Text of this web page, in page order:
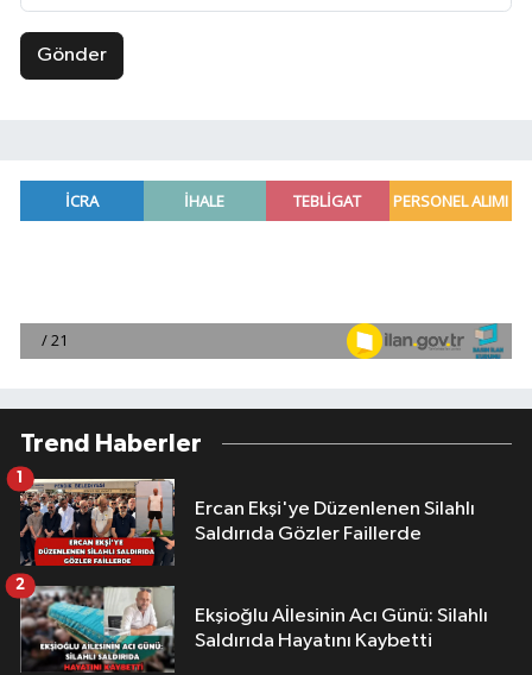
Gönder
Trend Haberler
Ercan Ekşi'ye Düzenlenen Silahlı
Saldırıda Gözler Faillerde
1
Ekşioğlu Aİlesinin Acı Günü: Silahlı
Saldırıda Hayatını Kaybetti
2